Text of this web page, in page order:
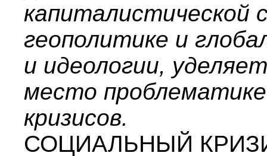
капиталистической
геополитике и
и идеологии,
место
кризисов.
СОЦИАЛЬНЫЙ